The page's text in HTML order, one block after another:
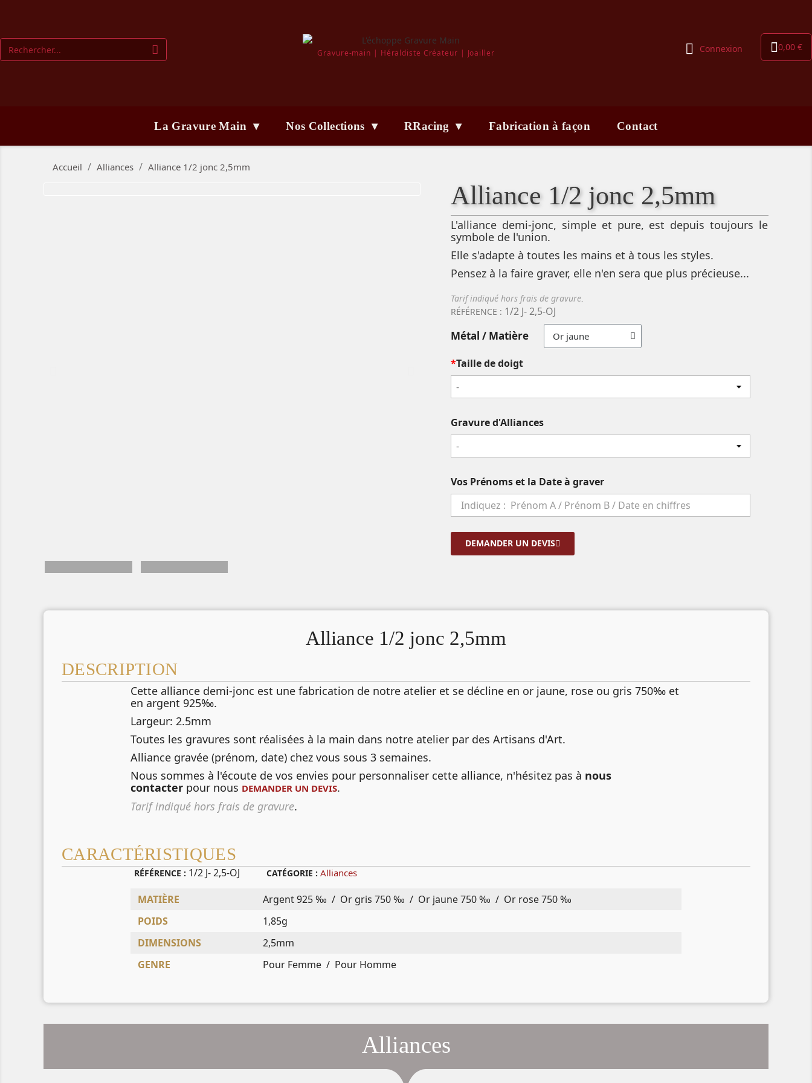
Gravure-main | Héraldiste Créateur | Joailler Connexion 0,00 €
La Gravure Main ▾ Nos Collections ▾ RRacing ▾ Fabrication à façon Contact
Accueil Alliances Alliance 1/2 jonc 2,5mm
Alliance 1/2 jonc 2,5mm
L'alliance demi-jonc, simple et pure, est depuis toujours le
symbole de l'union.
Elle s'adapte à toutes les mains et à tous les styles.
Pensez à la faire graver, elle n'en sera que plus précieuse...
Tarif indiqué hors frais de gravure.
RÉFÉRENCE : 1/2 J- 2,5-OJ
Métal / Matière
*Taille de doigt
-
Gravure d'Alliances
-
Vos Prénoms et la Date à graver
DEMANDER UN DEVIS
Alliance 1/2 jonc 2,5mm
DESCRIPTION
Cette alliance demi-jonc est une fabrication de notre atelier et se décline en or jaune, rose ou gris 750‰ et
en argent 925‰.
Largeur: 2.5mm
Toutes les gravures sont réalisées à la main dans notre atelier par des Artisans d'Art.
Alliance gravée (prénom, date) chez vous sous 3 semaines.
Nous sommes à l'écoute de vos envies pour personnaliser cette alliance, n'hésitez pas à nous
contacter pour nous DEMANDER UN DEVIS.
Tarif indiqué hors frais de gravure.
CARACTÉRISTIQUES
RÉFÉRENCE : 1/2 J- 2,5-OJ CATÉGORIE : Alliances
MATIÈRE
Argent 925 ‰ / Or gris 750 ‰ / Or jaune 750 ‰ / Or rose 750 ‰
POIDS
1,85g
DIMENSIONS
2,5mm
GENRE
Pour Femme / Pour Homme
Alliances